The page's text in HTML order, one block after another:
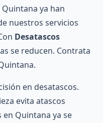
ya han
nuestros servicios
Desatascos
se reducen. Contrata
en desatascos.
evita atascos
Quintana ya se